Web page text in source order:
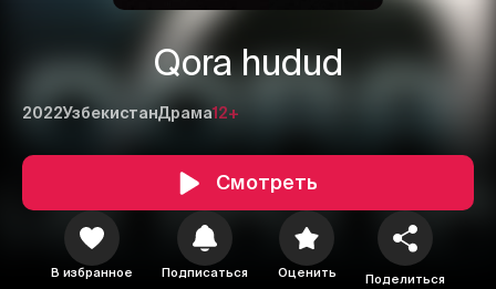
Qora hudud
2022УзбекистанДрама12+
Смотреть
В избранное Подписаться Оценить Поделиться